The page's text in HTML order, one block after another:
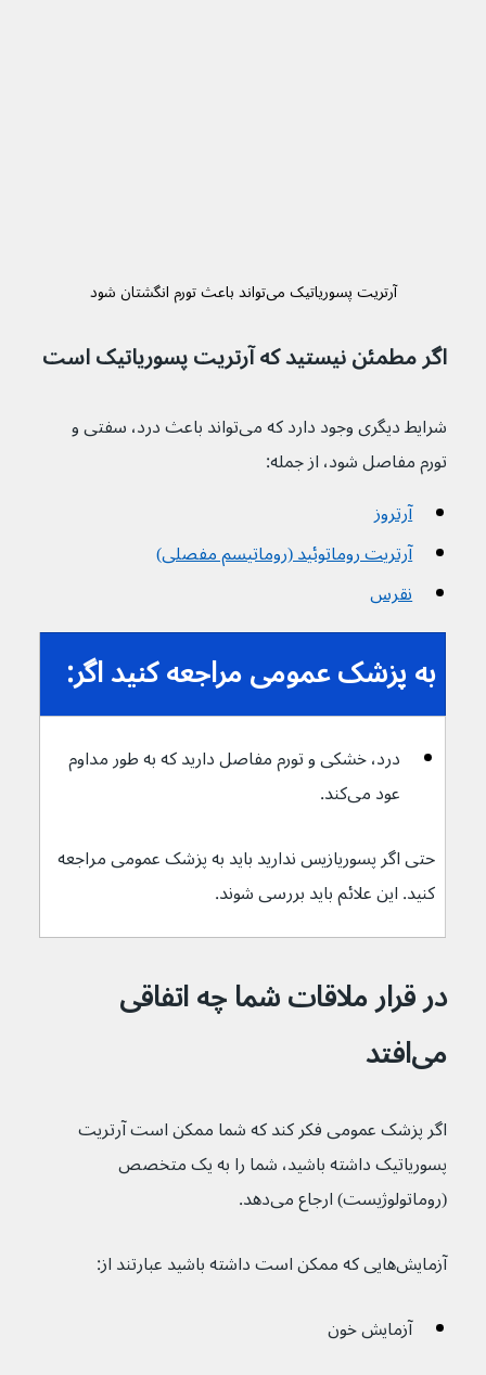
آرتریت پسوریاتیک می‌تواند باعث تورم انگشتان شود
اگر مطمئن نیستید که آرتریت پسوریاتیک است
شرایط دیگری وجود دارد که می‌تواند باعث درد، سفتی و
تورم مفاصل شود، از جمله:
آرتروز
آرتریت روماتوئید (روماتیسم مفصلی)
نقرس
به پزشک عمومی مراجعه کنید اگر:
درد، خشکی و تورم مفاصل دارید که به طور مداوم
عود می‌کند.
حتی اگر پسوریازیس ندارید باید به پزشک عمومی مراجعه
کنید. این علائم باید بررسی شوند.
در قرار ملاقات شما چه اتفاقی
می‌افتد
اگر پزشک عمومی فکر کند که شما ممکن است آرتریت
پسوریاتیک داشته باشید، شما را به یک متخصص
(روماتولوژیست) ارجاع می‌دهد.
آزمایش‌هایی که ممکن است داشته باشید عبارتند از:
آزمایش خون